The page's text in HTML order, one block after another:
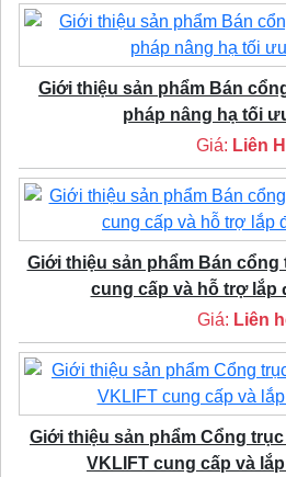
Giới thiệu sản phẩm Bán
pháp nâng hạ tối
Giá: Liên
Giới thiệu sản phẩm Bán cổng
cung cấp và hỗ trợ lắp
Giá: Liên
Giới thiệu sản phẩm Cổng
VKLIFT cung cấp và